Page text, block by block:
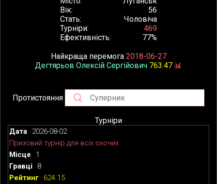
Вік
56
Стать
Чоловіча
Турніри
469
Ефективність
77%
Найкраща перемога 2018-06-27
Дегтярьов Олексій Сергійович 763.47 📊
Протистояння
Турніри
2026-08-02
Призовий турнір для всіх охочих
1
8
624.15